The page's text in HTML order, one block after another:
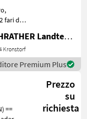
fari da
con
e
e
HOCHRATHER Landtechnik GmbH
Kronstorf
Premium Plus
Prezzo
su
richiesta
==